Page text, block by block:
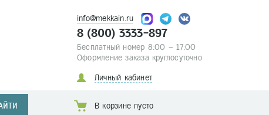
info@mekkain.ru
8 (800) 3333-897
Бесплатный номер 8:00 – 17:00
Оформление заказа круглосуточно
Личный кабинет
В корзине пусто